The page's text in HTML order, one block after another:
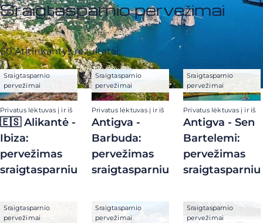
Sraigtasparnio pervežimai
60 Atitinkantys rezultatai:
Sraigtasparnio
pervežimai
Privatus lėktuvas į ir iš
🇪🇸 Alikantė -
Ibiza:
pervežimas
sraigtasparniu
Sraigtasparnio
pervežimai
Privatus lėktuvas į ir iš
Antigva -
Barbuda:
pervežimas
sraigtasparniu
Sraigtasparnio
pervežimai
Privatus lėktuvas į ir iš
Antigva - Sen
Bartelemi:
pervežimas
sraigtasparniu
Sraigtasparnio
pervežimai
Sraigtasparnio
pervežimai
Sraigtasparnio
pervežimai